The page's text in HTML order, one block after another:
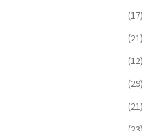
(17)
(21)
(12)
(29)
(21)